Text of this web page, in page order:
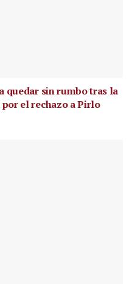
quedar sin rumbo tras la
el rechazo a Pirlo